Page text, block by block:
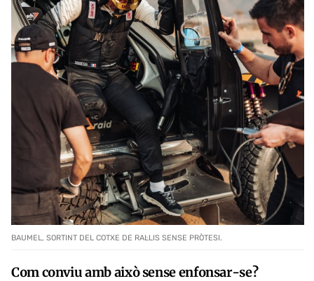
BAUMEL, SORTINT DEL COTXE DE RAL·LIS SENSE PRÒTESI.
Com conviu amb això sense enfonsar-se?